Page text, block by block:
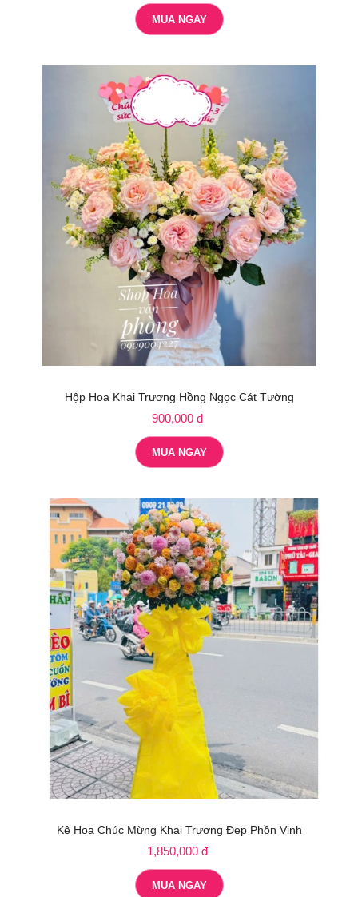
MUA NGAY
Hộp Hoa Khai Trương Hồng Ngọc Cát Tường
900,000 đ
MUA NGAY
Kệ Hoa Chúc Mừng Khai Trương Đẹp Phồn Vinh
1,850,000 đ
MUA NGAY